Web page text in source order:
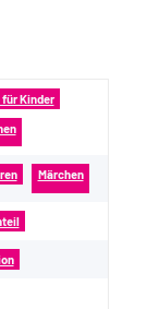
für Kinder
Märchen